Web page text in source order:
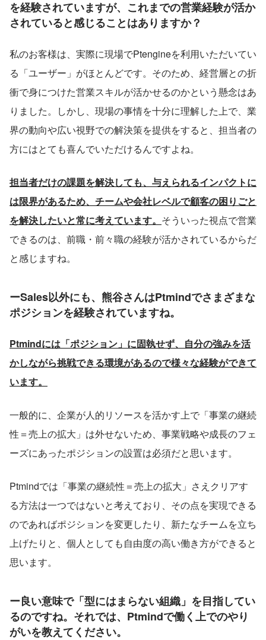
を経験されていますが、これまでの営業経験が活か
されていると感じることはありますか？
私のお客様は、実際に現場でPtengineを利用いただいてい
る「ユーザー」がほとんどです。そのため、経営層との折
衝で身につけた営業スキルが活かせるのかという懸念はあ
りました。しかし、現場の事情を十分に理解した上で、業
界の動向や広い視野での解決策を提供をすると、担当者の
方にはとても喜んでいただけるんですよね。
担当者だけの課題を解決しても、与えられるインパクトに
は限界があるため、チームや会社レベルで顧客の困りごと
を解決したいと常に考えています。 そういった視点で営業
できるのは、前職・前々職の経験が活かされているからだ
と感じますね。
ーSales以外にも、熊谷さんはPtmindでさまざまな
ポジションを経験されていますね。
Ptmindには「ポジション」に固執せず、自分の強みを活
かしながら挑戦できる環境があるので様々な経験ができて
います。
一般的に、企業が人的リソースを活かす上で「事業の継続
性＝売上の拡大」は外せないため、事業戦略や成長のフェ
ーズにあったポジションの設置は必須だと思います。
Ptmindでは「事業の継続性＝売上の拡大」さえクリアす
る方法は一つではないと考えており、その点を実現できる
のであればポジションを変更したり、新たなチームを立ち
上げたりと、個人としても自由度の高い働き方ができると
思います。
ー良い意味で「型にはまらない組織」を目指してい
るのですね。それでは、Ptmindで働く上でのやり
がいを教えてください。